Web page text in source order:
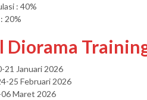
: 40%
20%
Diorama
21 Januari 2026
25 Februari 2026
Maret 2026